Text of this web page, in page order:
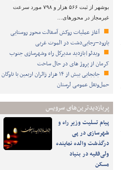
بوشهر از ثبت ۵۶۶ هزار و ۷۹۸ مورد سرعت
غیرمجاز در محورهای…
آغاز عملیات روکش آسفالت محور روستایی
یارود–رجایی‌دشت در الموت غربی
ویدئو|بازدید مدیرکل راه وشهرسازی جنوب
کرمان از پروژ های در حال ساخت
جابجایی بیش از ۱۴ هزار زائران اربعین با ناوگان
حمل‌ونقل عمومی لرستان
پربازدیدترین‌های سرویس
پیام تسلیت وزیر راه و
شهرسازی در پی
درگذشت والده نماینده
ولی‌فقیه در بنیاد
مسکن